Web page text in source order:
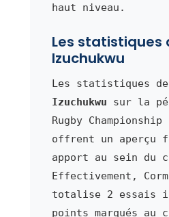
haut niveau.
Les statistiques
Izuchukwu
Les statistiques de
Izuchukwu sur la
Rugby Championship
offrent un aperçu
apport au sein du
Effectivement,
totalise 2 essais
points marqués au